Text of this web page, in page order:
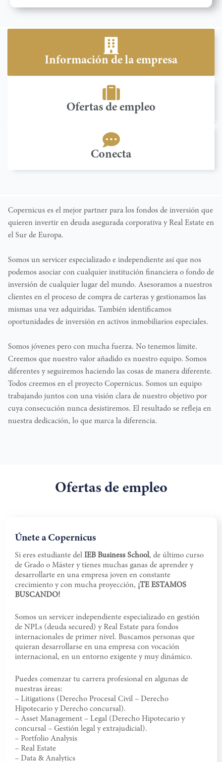
Información de la empresa
Ofertas de empleo
Conecta
Copernicus es el mejor partner para los fondos de inversión que
quieren invertir en deuda asegurada corporativa y Real Estate en
el Sur de Europa.
Somos un servicer especializado e independiente así que nos
podemos asociar con cualquier institución financiera o fondo de
inversión de cualquier lugar del mundo. Asesoramos a nuestros
clientes en el proceso de compra de carteras y gestionamos las
mismas una vez adquiridas. También identificamos
oportunidades de inversión en activos inmobiliarios especiales.
Somos jóvenes pero con mucha fuerza. No tenemos límite.
Creemos que nuestro valor añadido es nuestro equipo. Somos
diferentes y seguiremos haciendo las cosas de manera diferente.
Todos creemos en el proyecto Copernicus. Somos un equipo
trabajando juntos con una visión clara de nuestro objetivo por
cuya consecución nunca desistiremos. El resultado se refleja en
nuestra dedicación, lo que marca la diferencia.
Ofertas de empleo
Únete a Copernicus
Si eres estudiante del IEB Business School, de último curso
de Grado o Máster y tienes muchas ganas de aprender y
desarrollarte en una empresa joven en constante
crecimiento y con mucha proyección, ¡TE ESTAMOS
BUSCANDO!
Somos un servicer independiente especializado en gestión
de NPLs (deuda secured) y Real Estate para fondos
internacionales de primer nivel. Buscamos personas que
quieran desarrollarse en una empresa con vocación
internacional, en un entorno exigente y muy dinámico.
Puedes comenzar tu carrera profesional en algunas de
nuestras áreas:
– Litigations (Derecho Procesal Civil – Derecho
Hipotecario y Derecho concursal).
– Asset Management – Legal (Derecho Hipotecario y
concursal – Gestión legal y extrajudicial).
– Portfolio Analysis
– Real Estate
– Data & Analytics